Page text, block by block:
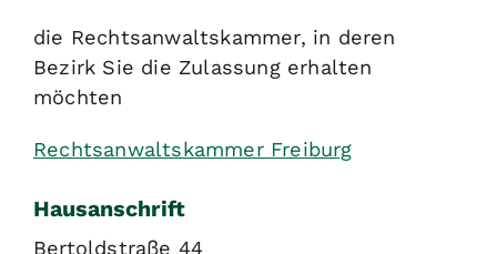
die Rechtsanwaltskammer, in deren
Bezirk Sie die Zulassung erhalten
möchten
Rechtsanwaltskammer Freiburg
Hausanschrift
Bertoldstraße 44